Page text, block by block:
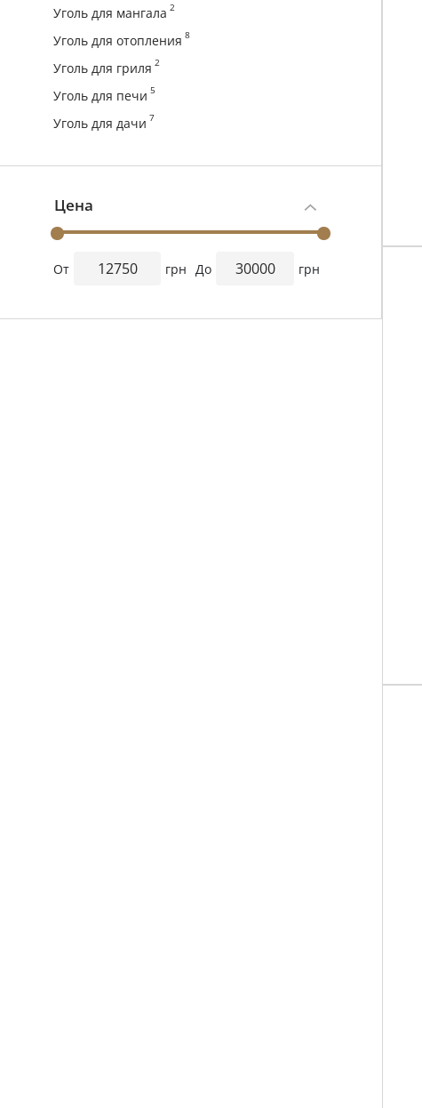
Уголь для мангала 2
Уголь для отопления 8
Уголь для гриля 2
Уголь для печи 5
Уголь для дачи 7
Цена
От грн До грн